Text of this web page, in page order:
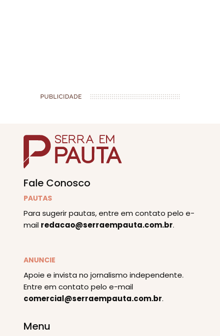
Fale Conosco
PAUTAS
Para sugerir pautas, entre em contato pelo e-
mail redacao@serraempauta.com.br.
ANUNCIE
Apoie e invista no jornalismo independente.
Entre em contato pelo e-mail
comercial@serraempauta.com.br.
Menu